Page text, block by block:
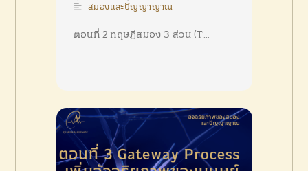
สมองและปัญญาญาณ
ตอนที่ 2 ทฤษฎีสมอง 3 ส่วน (T…